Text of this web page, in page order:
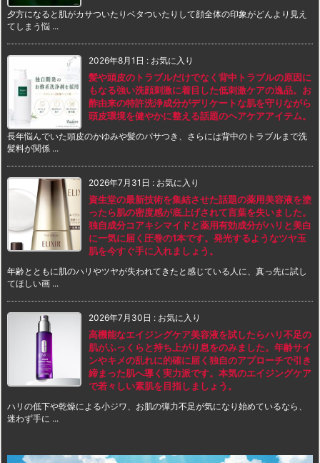
夕方になると肌がカサついたりベタついたりして顔全体の印象がどんより見え
てしまう悩 ...
2026年8月1日 : お気に入り
髪や頭皮のトラブルだけでなく背中トラブルの原因に
もなる強い洗顔刺激に着目した低刺激ケアの逸品。お
酢由来の特許洗浄成分がデリケートな肌を守りながら
頭皮環境を健やかに整える話題のヘアケアアイテム。
長年悩んでいた頭皮のかゆみや髪のパサつき、さらには背中のトラブルまで洗
髪料が関係 ...
2026年7月31日 : お気に入り
資生堂の最新技術を集結させた話題の薬用美容液を塗
ったら肌の密度感が底上げされて言葉を失いました。
独自成分コアキシマイドと薬用有効成分がハリと美白
に一気に届く圧巻の1本です。発光するようなツヤ玉
肌を今すぐ手に入れましょう。
年齢とともに肌のハリやツヤが失われてきたと感じている人に、真っ先に試し
てほしい画 ...
2026年7月30日 : お気に入り
高機能なエイジングケア美容液を試したらハリ不足の
肌がふっくらと持ち上がり息をのみました。年齢サイ
ンやキメの乱れに的確に届く独自のアプローチで引き
締まった肌へ導く実力派です。本気のエイジングケア
で若々しい素肌を目指しましょう。
ハリの低下や乾燥による小ジワ、お肌の弾力不足が気になり始めているなら、
迷わず手に ...